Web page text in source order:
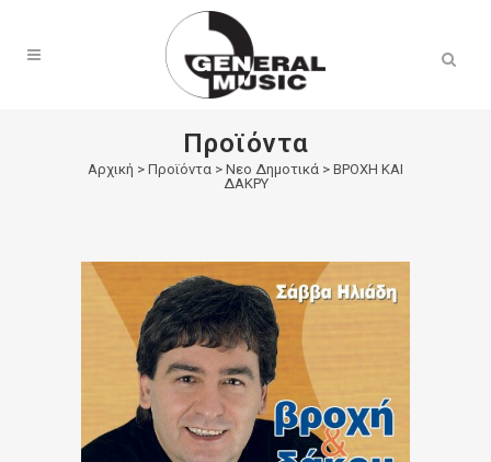
Προϊόντα
Αρχική > Προϊόντα > Νεο Δημοτικά > ΒΡΟΧΗ ΚΑΙ
ΔΑΚΡΥ